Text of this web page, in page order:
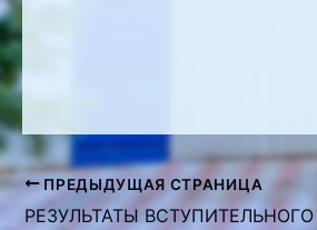
Навигация
по
ПРЕДЫДУЩАЯ СТРАНИЦА